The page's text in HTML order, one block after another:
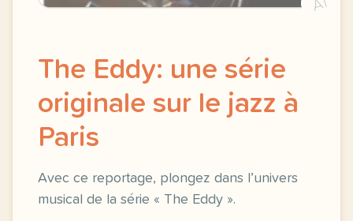
The Eddy: une série
originale sur le jazz à
Paris
Avec ce reportage, plongez dans l’univers
musical de la série « The Eddy ».